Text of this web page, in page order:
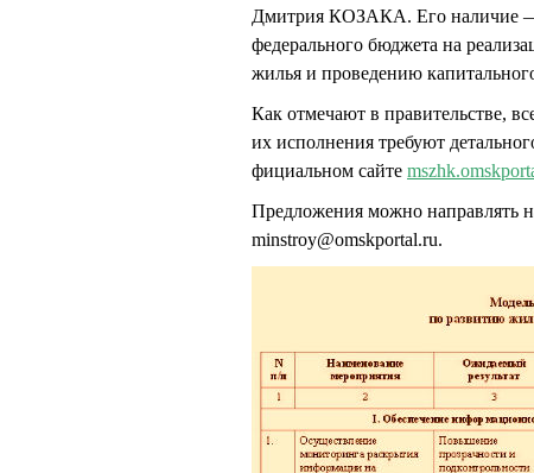
Дмитрия КОЗАКА. Его наличие —
федерального бюджета на
жилья и проведению
Как отмечают в правительстве,
их исполнения требуют
фициальном сайте
Предложения можно направлять
minstroy@omskportal.ru.